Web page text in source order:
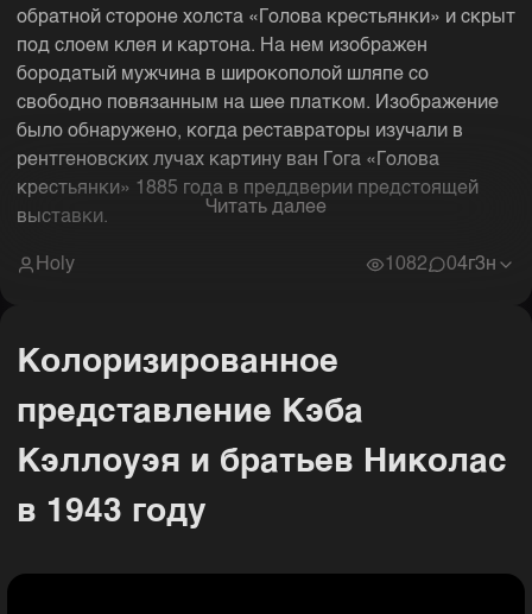
обратной стороне холста «Голова крестьянки» и скрыт
под слоем клея и картона. На нем изображен
бородатый мужчина в широкополой шляпе со
свободно повязанным на шее платком. Изображение
было обнаружено, когда реставраторы изучали в
рентгеновских лучах картину ван Гога «Голова
крестьянки» 1885 года в преддверии предстоящей
выставки.
Читать далее
Holy 1082 04г3н
Колоризированное
представление Кэба
Кэллоуэя и братьев Николас
в 1943 году